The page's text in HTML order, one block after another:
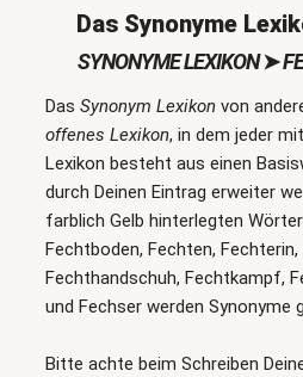
Das Synonyme
SYNONYME LEXIKON➤
Das Synonym Lexikonvon
offenes Lexikon, in dem jeder
Lexikon besteht aus einen
durch Deinen Eintrag erweiter
farblich Gelb hinterlegten
Fechtboden, Fechten,
Fechthandschuh, Fechtkampf,
und Fechser werden Synonyme
Bitte achte beim Schreiben